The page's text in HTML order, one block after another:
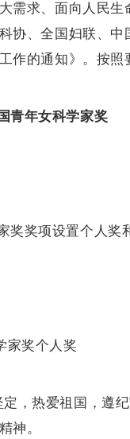
需求、面向人民
协、全国妇联、
作的通知》。按
青年女科学家奖
奖项设置个人奖
奖个人奖
热爱祖国，遵纪
神。